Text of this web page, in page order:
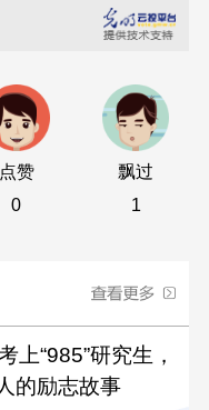
点赞
0
飘过
1
上“985”研究生，
的励志故事